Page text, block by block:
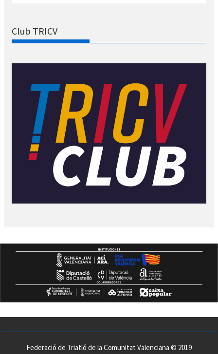
Club TRICV
Federació de Triatló de la Comunitat Valenciana © 2019